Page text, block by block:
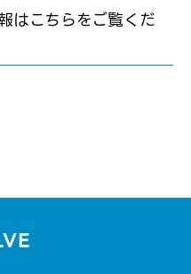
はこちらをご覧くだ